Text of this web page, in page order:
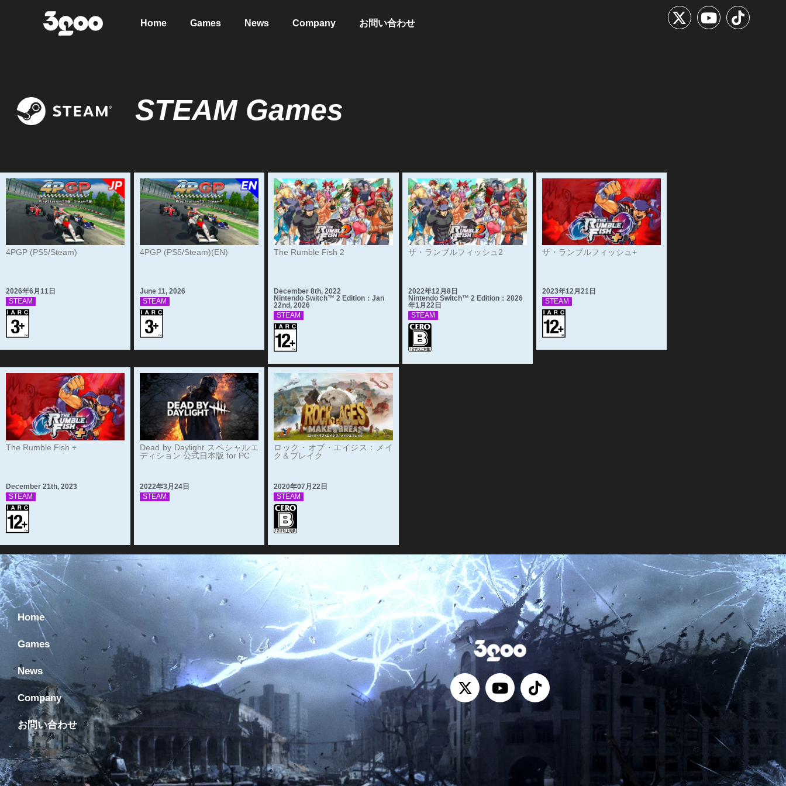
Home Games News Company お問い合わせ
STEAM Games
4PGP (PS5/Steam)
2026年6月11日
STEAM
4PGP (PS5/Steam)(EN)
June 11, 2026
STEAM
The Rumble Fish 2
December 8th, 2022
Nintendo Switch™ 2 Edition：Jan
22nd, 2026
STEAM
ザ・ランブルフィッシュ2
2022年12月8日
Nintendo Switch™ 2 Edition：2026
年1月22日
STEAM
ザ・ランブルフィッシュ+
2023年12月21日
STEAM
The Rumble Fish +
December 21th, 2023
STEAM
Dead by Daylight スペシャルエ
ディション 公式日本版 for PC
2022年3月24日
STEAM
ロック・オブ・エイジス：メイ
ク＆ブレイク
2020年07月22日
STEAM
Home
Games
News
Company
お問い合わせ